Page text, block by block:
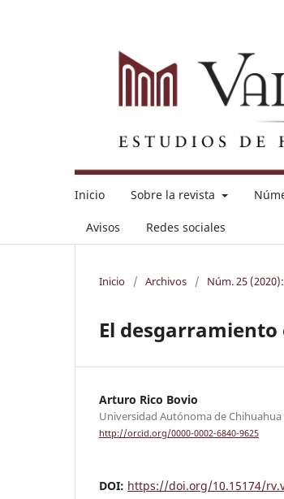
Inicio Sobre la revista
Avisos Redes sociales
Inicio / Archivos / Núm. 25
El
Arturo Rico Bovio
Universidad Autónoma de Chihuahua
http://orcid.org/0000-0002-6840-9625
DOI: https://doi.org/10.15174/